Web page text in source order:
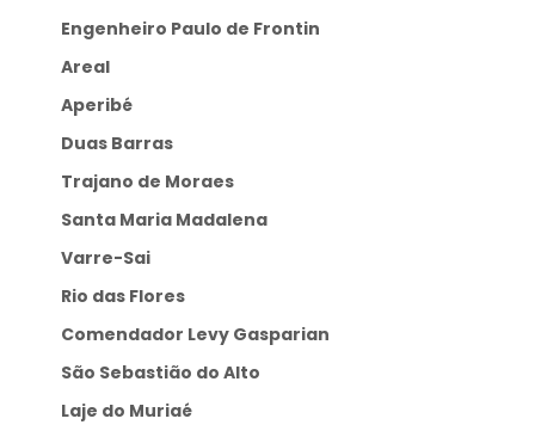
Engenheiro Paulo de Frontin
Areal
Aperibé
Duas Barras
Trajano de Moraes
Santa Maria Madalena
Varre-Sai
Rio das Flores
Comendador Levy Gasparian
São Sebastião do Alto
Laje do Muriaé